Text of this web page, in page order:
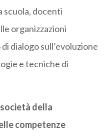
scuola, docenti
organizzazioni
dialogo sull’evoluzione
e tecniche di
della
competenze